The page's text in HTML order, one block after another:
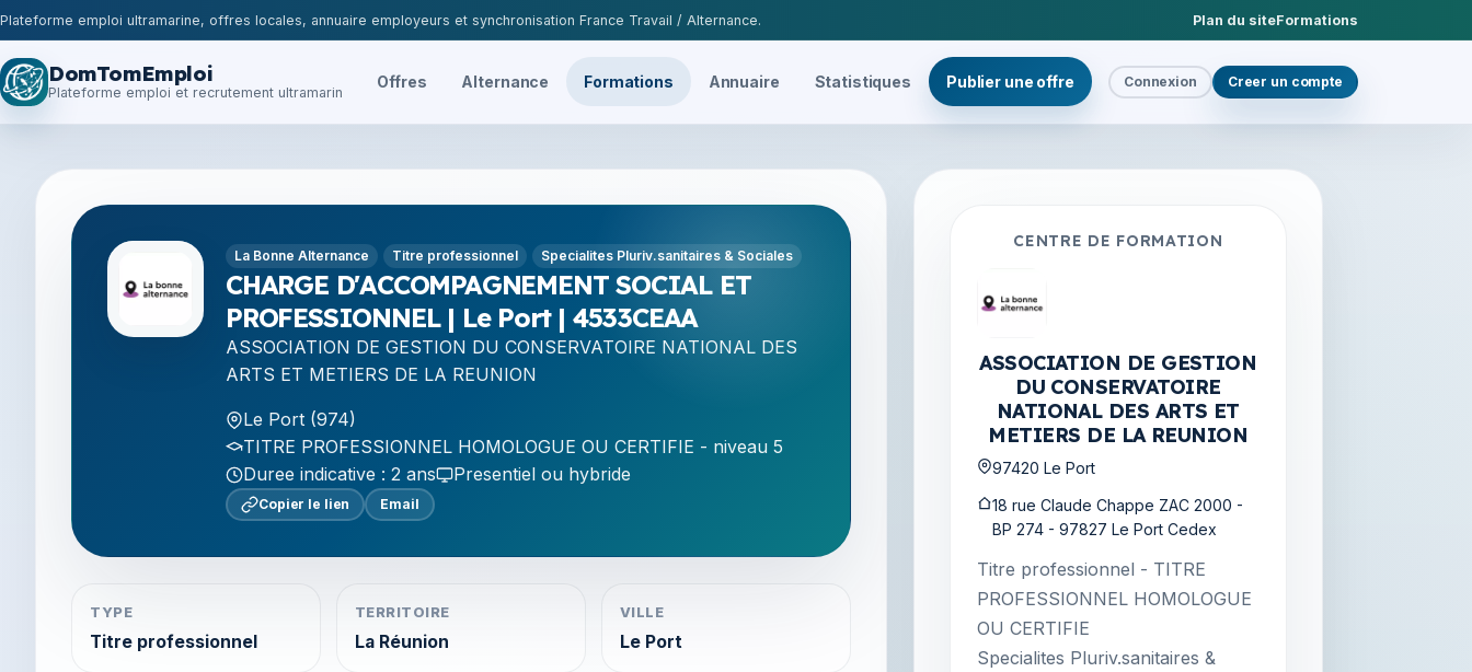
Plateforme emploi ultramarine, offres locales, annuaire employeurs et synchronisation France Travail / Alternance. Plan du siteFormations
DomTomEmploi
Plateforme emploi et recrutement ultramarin
Offres Alternance Formations Annuaire Statistiques Publier une offre Connexion Creer un compte
La Bonne Alternance Titre professionnel Specialites Pluriv.sanitaires & Sociales
CHARGE D'ACCOMPAGNEMENT SOCIAL ET
PROFESSIONNEL | Le Port | 4533CEAA
ASSOCIATION DE GESTION DU CONSERVATOIRE NATIONAL DES
ARTS ET METIERS DE LA REUNION
Le Port (974)
TITRE PROFESSIONNEL HOMOLOGUE OU CERTIFIE - niveau 5
Duree indicative : 2 ans
Presentiel ou hybride
Copier le lien Email
TYPE
Titre professionnel
TERRITOIRE
La Réunion
VILLE
Le Port
CENTRE DE FORMATION
ASSOCIATION DE GESTION
DU CONSERVATOIRE
NATIONAL DES ARTS ET
METIERS DE LA REUNION
97420 Le Port
18 rue Claude Chappe ZAC 2000 -
BP 274 - 97827 Le Port Cedex
Titre professionnel - TITRE
PROFESSIONNEL HOMOLOGUE
OU CERTIFIE
Specialites Pluriv.sanitaires &